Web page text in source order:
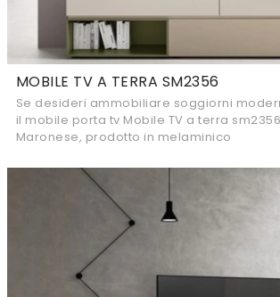
MOBILE TV A TERRA SM2356
Se desideri ammobiliare soggiorni
il mobile porta tv Mobile TV a terra
Maronese, prodotto in melaminico